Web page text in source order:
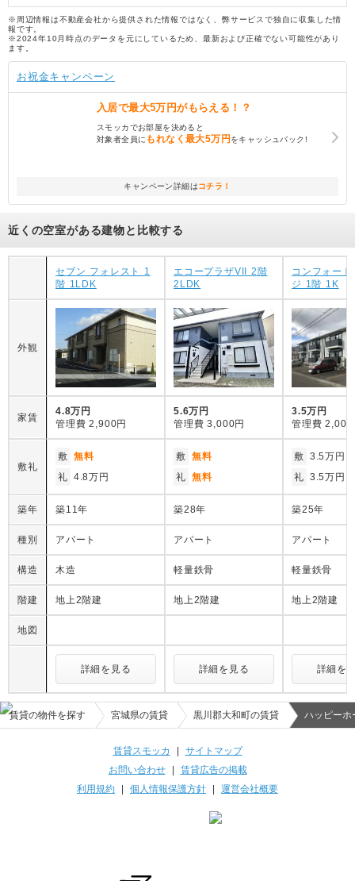
※周辺情報は不動産会社から提供された情報ではなく、弊サービスで独自に収集した情
報です。
※2024年10月時点のデータを元にしているため、最新および正確でない可能性があり
ます。
お祝金キャンペーン
入居で最大5万円がもらえる！？
スモッカでお部屋を決めると
対象者全員に もれなく最大5万円 をキャッシュバック!
キャンペーン詳細はコチラ！
近くの空室がある建物と比較する
セブン フォレスト 1
階 1LDK
エコープラザVII 2階
2LDK
コンフォート
ジ 1階 1K
外観
家賃
4.8万円
管理費 2,900円
5.6万円
管理費 3,000円
3.5万円
管理費 2,000
敷礼
敷 無料
礼 4.8万円
敷 無料
礼 無料
敷 3.5万円
礼 3.5万円
築年 築11年 築28年 築25年
種別 アパート アパート アパート
構造 木造 軽量鉄骨 軽量鉄骨
階建 地上2階建 地上2階建 地上2階建
地図
詳細を見る 詳細を見る 詳細を
賃貸の物件を探す 宮城県の賃貸 黒川郡大和町の賃貸 ハッピーホ
賃貸スモッカ
サイトマップ
お問い合わせ| 賃貸広告の掲載
利用規約
個人情報保護方針 運営会社概要